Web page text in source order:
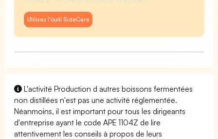
Utilisez l'outil SideCare
L'activité Production d autres boissons fermentées
non distillées n'est pas une activité réglementée.
Néanmoins, il est important pour tous les dirigeants
d'entreprise ayant le code APE 1104Z de lire
attentivement les conseils à propos de leurs